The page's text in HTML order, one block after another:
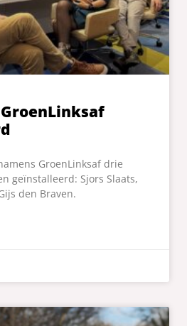
GroenLinksaf drie
geïnstalleerd: Sjors Slaats,
den Braven.